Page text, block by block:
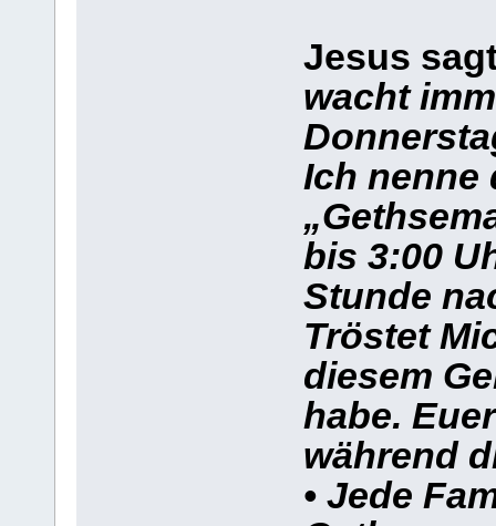
Jesus
wacht
Ich nenne
bis 3:00
Stunde
Tröstet
diesem
habe.
während
• Jede